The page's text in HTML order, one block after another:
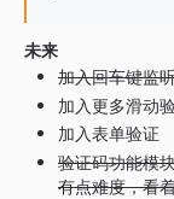
未来
加入回车键监
加入更多滑动
加入表单验证
验证码功能模
有点难度，看